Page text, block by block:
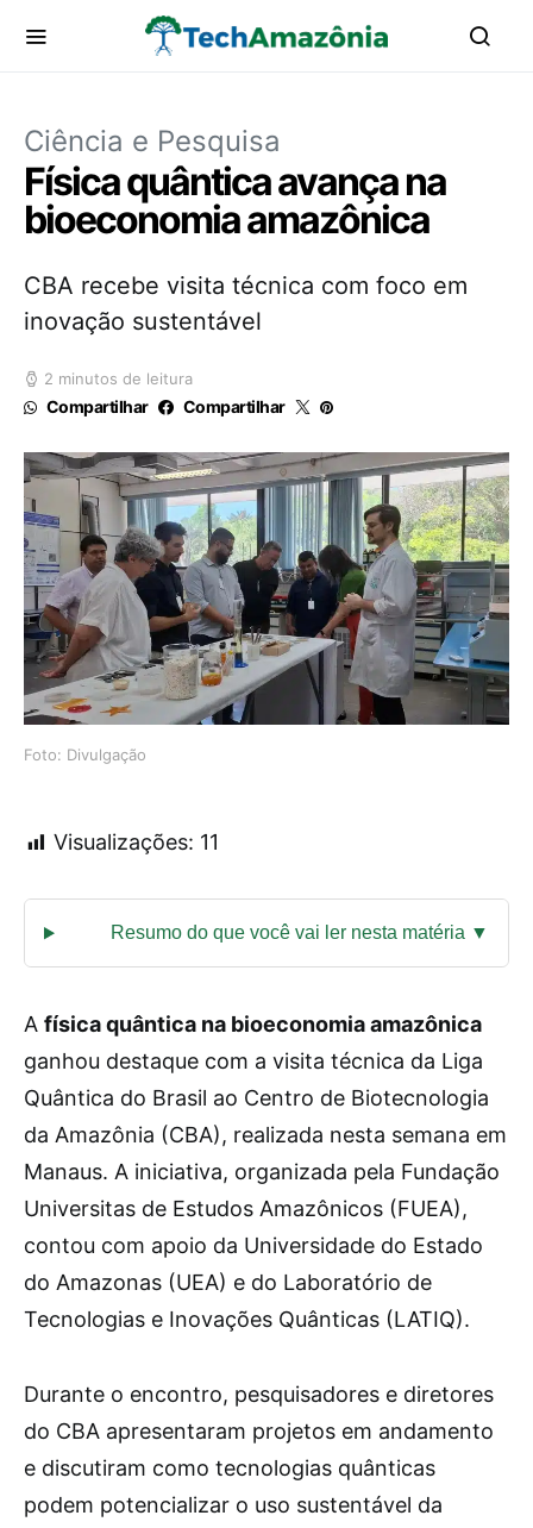
Ciência e Pesquisa
Física quântica avança na
bioeconomia amazônica
CBA recebe visita técnica com foco em
inovação sustentável
2 minutos de leitura
Compartilhar Compartilhar
Foto: Divulgação
Visualizações: 11
A física quântica na bioeconomia amazônica
ganhou destaque com a visita técnica da Liga
Quântica do Brasil ao Centro de Biotecnologia
da Amazônia (CBA), realizada nesta semana em
Manaus. A iniciativa, organizada pela Fundação
Universitas de Estudos Amazônicos (FUEA),
contou com apoio da Universidade do Estado
do Amazonas (UEA) e do Laboratório de
Tecnologias e Inovações Quânticas (LATIQ).
Durante o encontro, pesquisadores e diretores
do CBA apresentaram projetos em andamento
e discutiram como tecnologias quânticas
podem potencializar o uso sustentável da